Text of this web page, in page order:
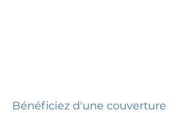
Bénéficiez d'une couverture